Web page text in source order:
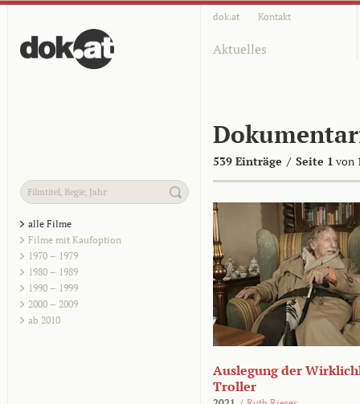
dok.at Kontakt
Aktuelles
539 Einträge / Seite 1 von
alle Filme
Filme mit Kaufoption
1970 – 1979
1980 – 1989
1990 – 1999
2000 – 2009
ab 2010
Auslegung der
Troller